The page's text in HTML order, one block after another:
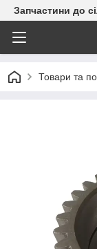
Запчастини до
Товари та